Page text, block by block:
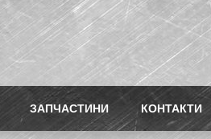
ЗАПЧАСТИНИ КОНТАКТИ